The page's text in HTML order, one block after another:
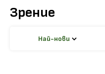
Зрение
Най-нови